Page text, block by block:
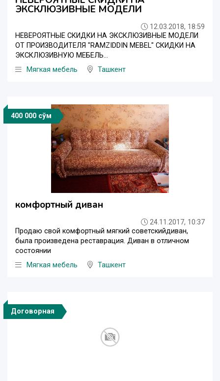
ЭКСКЛЮЗИВНЫЕ МОДЕЛИ
12.03.2018, 18:59
НЕВЕРОЯТНЫЕ СКИДКИ НА ЭКСКЛЮЗИВНЫЕ МОДЕЛИ
ОТ ПРОИЗВОДИТЕЛЯ "RAMZIDDIN MEBEL" СКИДКИ НА
ЭКСКЛЮЗИВНУЮ МЕБЕЛЬ...
Мягкая мебель
Ташкент
400 000 сўм
комфортный диван
24.11.2017, 10:37
Продаю свой комфортный мягкий советскийдиван,
была произведена реставрация. Диван в отличном
состоянии
Мягкая мебель
Ташкент
Договорная